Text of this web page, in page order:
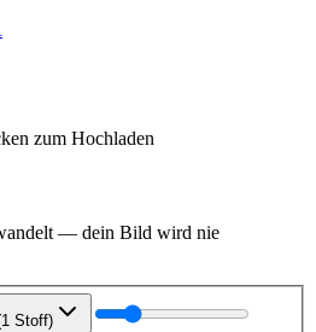
zum Hochladen
— dein Bild wird nie
Stoff)